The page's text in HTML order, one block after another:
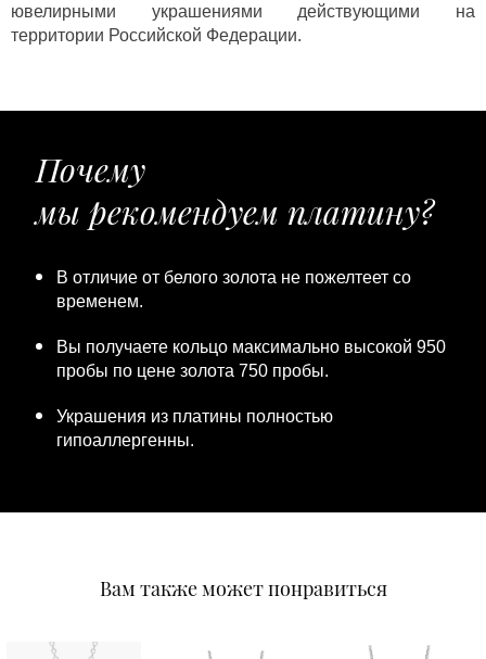
ювелирными украшениями действующими на
территории Российской Федерации.
Почему
мы рекомендуем платину?
В отличие от белого золота не пожелтеет со
временем.
Вы получаете кольцо максимально высокой 950
пробы по цене золота 750 пробы.
Украшения из платины полностью
гипоаллергенны.
Вам также может понравиться